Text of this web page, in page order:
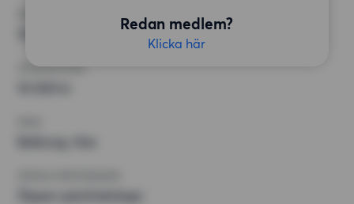
Redan medlem?
Klicka här
MINST ANTAL KVADRATMETER
HÖGSTA HYRA